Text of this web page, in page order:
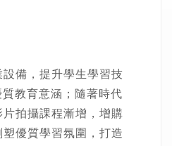
備，提升學生學習技
教育意涵；隨著時代
拍攝課程漸增，增購
優質學習氛圍，打造